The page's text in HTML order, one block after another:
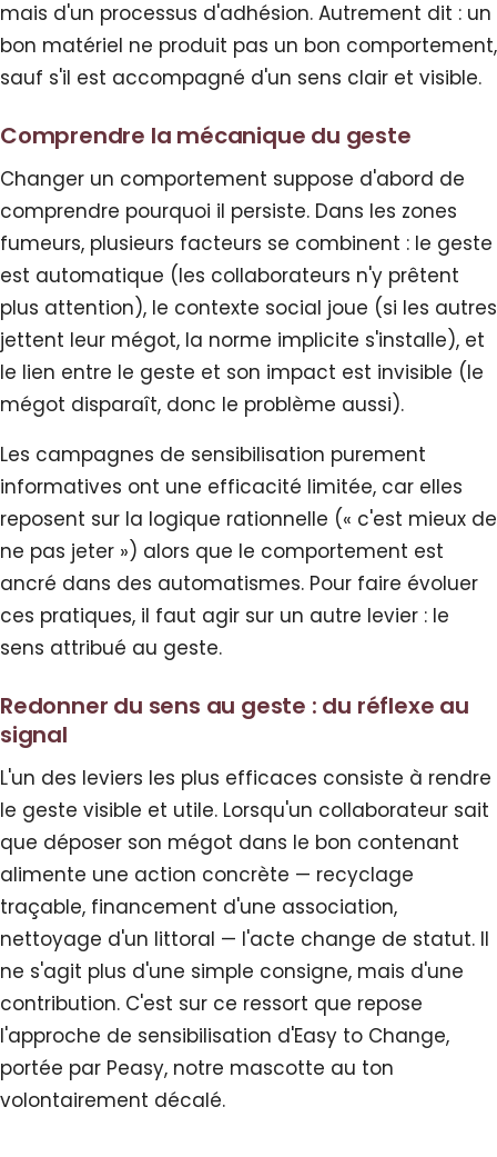
mais d'un processus d'adhésion. Autrement dit : un
bon matériel ne produit pas un bon comportement,
sauf s'il est accompagné d'un sens clair et visible.
Comprendre la mécanique du geste
Changer un comportement suppose d'abord de
comprendre pourquoi il persiste. Dans les zones
fumeurs, plusieurs facteurs se combinent : le geste
est automatique (les collaborateurs n'y prêtent
plus attention), le contexte social joue (si les autres
jettent leur mégot, la norme implicite s'installe), et
le lien entre le geste et son impact est invisible (le
mégot disparaît, donc le problème aussi).
Les campagnes de sensibilisation purement
informatives ont une efficacité limitée, car elles
reposent sur la logique rationnelle (« c'est mieux de
ne pas jeter ») alors que le comportement est
ancré dans des automatismes. Pour faire évoluer
ces pratiques, il faut agir sur un autre levier : le
sens attribué au geste.
Redonner du sens au geste : du réflexe au
signal
L'un des leviers les plus efficaces consiste à rendre
le geste visible et utile. Lorsqu'un collaborateur sait
que déposer son mégot dans le bon contenant
alimente une action concrète — recyclage
traçable, financement d'une association,
nettoyage d'un littoral — l'acte change de statut. Il
ne s'agit plus d'une simple consigne, mais d'une
contribution. C'est sur ce ressort que repose
l'approche de sensibilisation d'Easy to Change,
portée par Peasy, notre mascotte au ton
volontairement décalé.